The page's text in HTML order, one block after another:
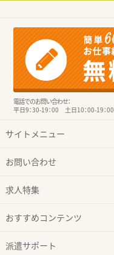
電話でのお問い合わせ：
平日9：30-19：00 土日10：00-19：00
サイトメニュー
お問い合わせ
求人特集
おすすめコンテンツ
派遣サポート